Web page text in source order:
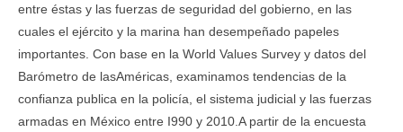
entre éstas y las fuerzas de seguridad del gobierno, en las
cuales el ejército y la marina han desempeñado papeles
importantes. Con base en la World Values Survey y datos del
Barómetro de lasAméricas, examinamos tendencias de la
confianza publica en la policía, el sistema judicial y las fuerzas
armadas en México entre I990 y 2010.A partir de la encuesta